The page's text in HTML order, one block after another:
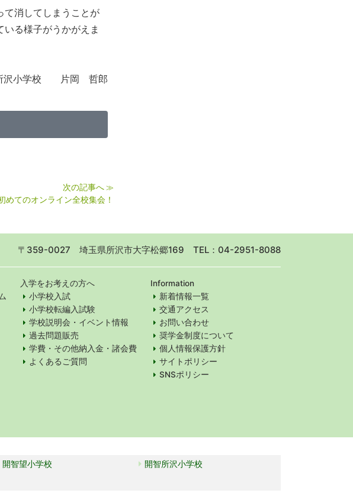
て消してしまうことが
る様子がうかがえま
沢小学校 片岡 哲郎
次の記事へ≫
てのオンライン全校集会！
〒359-0027 埼玉県所沢市大字松郷169 TEL：04-2951-8088
入学をお考えの方へ
小学校入試
小学校転編入試験
学校説明会・イベント情報
過去問題販売
学費・その他納入金・諸会費
よくあるご質問
Information
新着情報一覧
交通アクセス
お問い合わせ
奨学金制度について
個人情報保護方針
サイトポリシー
SNSポリシー
開智望小学校
開智所沢小学校